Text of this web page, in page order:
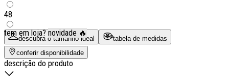
48
descubra o tamanho ideal tabela de medidas
tem em loja? novidade 🔥
conferir disponibilidade
descrição do produto